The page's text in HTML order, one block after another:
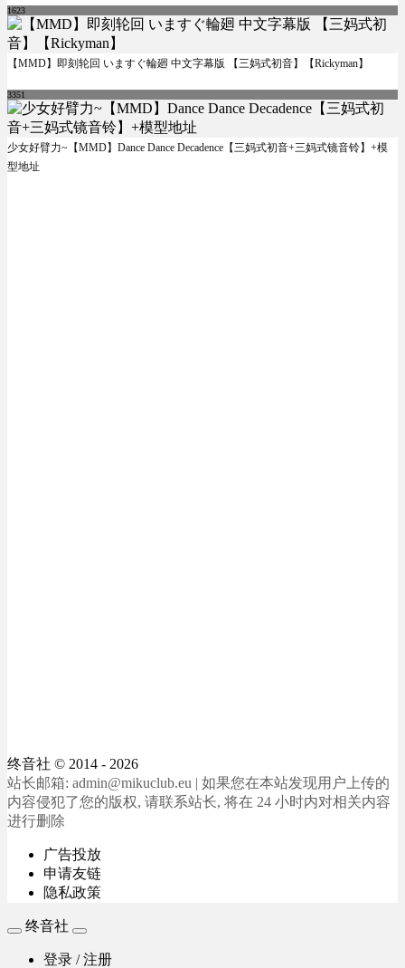
1623
【MMD】即刻轮回 いますぐ輪廻 中文字幕版 【三妈式初音】【Rickyman】
3351
少女好臂力~【MMD】Dance Dance Decadence【三妈式初音+三妈式镜音铃】+模
型地址
终音社 © 2014 - 2026
站长邮箱: admin@mikuclub.eu | 如果您在本站发现用户上传的
内容侵犯了您的版权, 请联系站长, 将在 24 小时内对相关内容
进行删除
广告投放
申请友链
隐私政策
终音社
登录 / 注册